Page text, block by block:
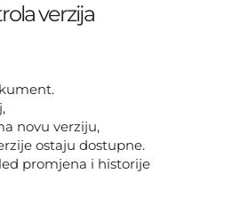
verzija
novu verziju,
ostaju dostupne.
promjena i historije